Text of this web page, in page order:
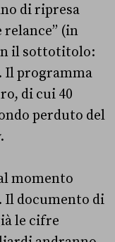
di ripresa
relance” (in
il sottotitolo:
Il programma
di cui 40
perduto del
.
momento
Il documento di
le cifre